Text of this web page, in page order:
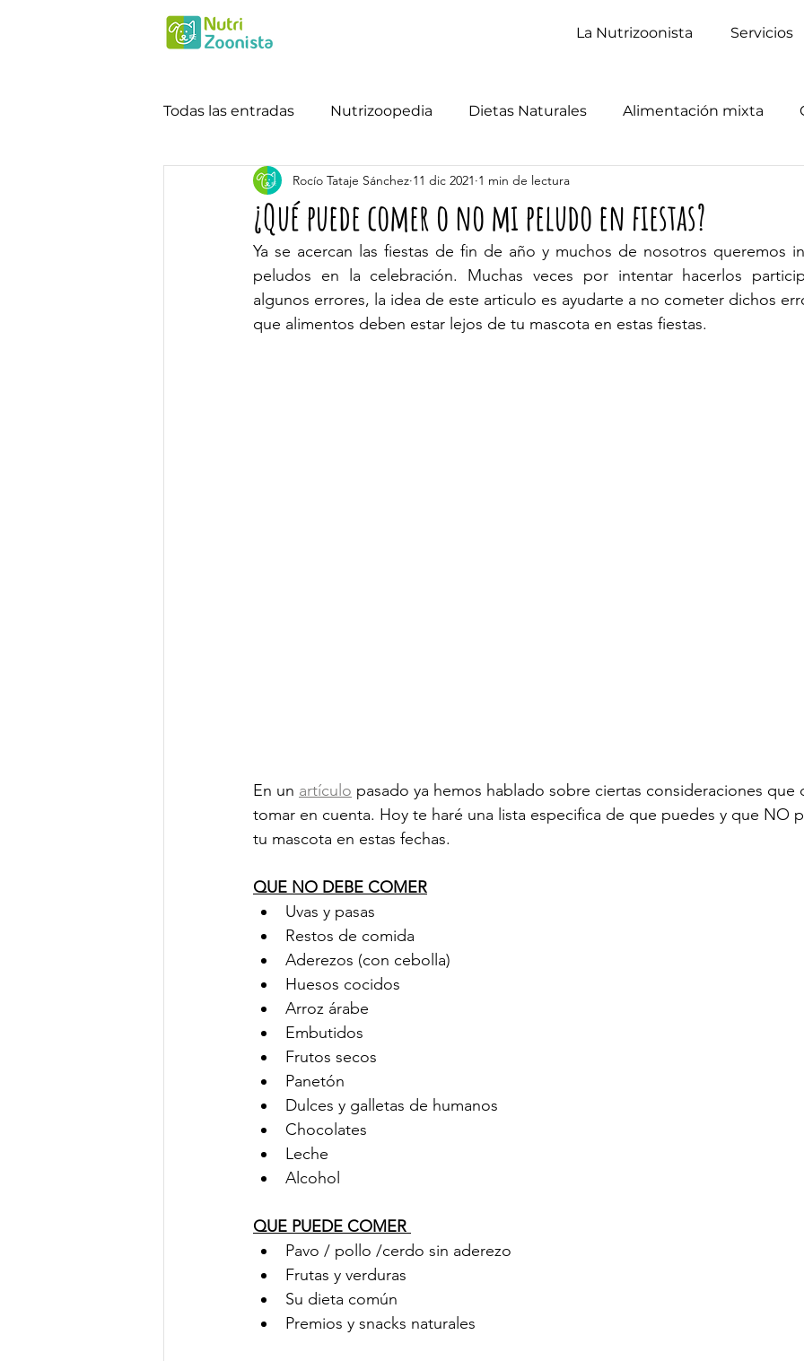
La Nutrizoonista Servicios
Todas las entradas Nutrizoopedia Dietas Naturales Alimentación mixta
¿Qué puede comer o no mi peludo en fiestas?
Rocío Tataje Sánchez 11 dic 2021 1 min de lectura
Ya se acercan las fiestas de fin de año y muchos de nosotros queremos
peludos en la celebración. Muchas veces por intentar hacerlos
algunos errores, la idea de este articulo es ayudarte a no cometer dichos
que alimentos deben estar lejos de tu mascota en estas fiestas.
En un artículo pasado ya hemos hablado sobre ciertas consideraciones que
tomar en cuenta. Hoy te haré una lista especifica de que puedes y que NO
tu mascota en estas fechas.
QUE NO DEBE COMER
Uvas y pasas
Restos de comida
Aderezos (con cebolla)
Huesos cocidos
Arroz árabe
Embutidos
Frutos secos
Panetón
Dulces y galletas de humanos
Chocolates
Leche
Alcohol
QUE PUEDE COMER
Pavo / pollo /cerdo sin aderezo
Frutas y verduras
Su dieta común
Premios y snacks naturales